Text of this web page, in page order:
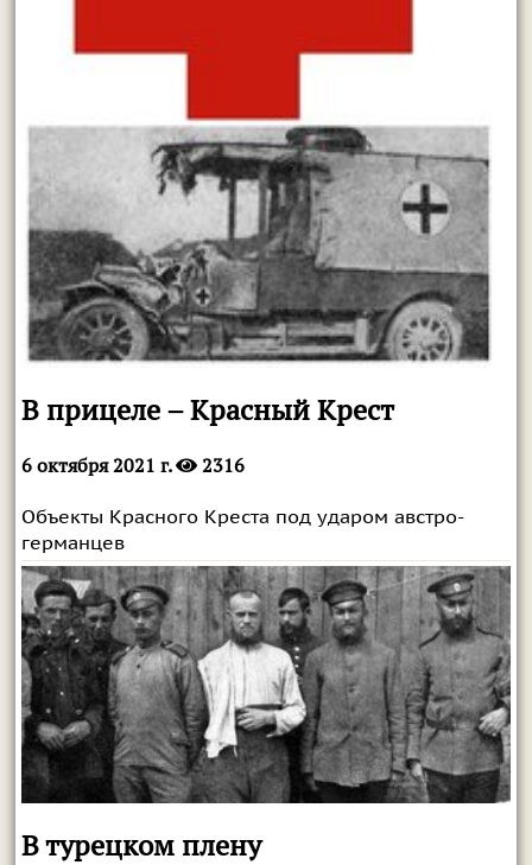
В прицеле – Красный Крест
6 октября 2021 г. 2316
Объекты Красного Креста под ударом австро-
германцев
В турецком плену